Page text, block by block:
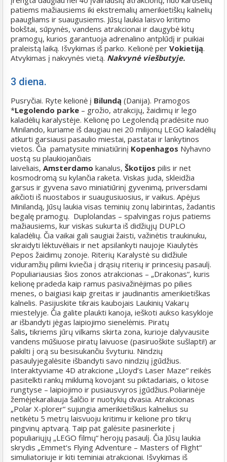
patiems mažiausiems iki ekstremalių amerikietiškų kalnelių
paaugliams ir suaugusiems. Jūsų laukia laisvo kritimo
bokštai, sūpynės, vandens atrakcionai ir daugybė kitų
pramogų, kurios garantuoja adrenalino antplūdį ir puikiai
praleistą laiką. Išvykimas iš parko. Kelionė per Vokietiją.
Atvykimas į nakvynės vietą. Nakvynė viešbutyje.
3 diena.
Pusryčiai. Ryte kelionė į Bilundą (Danija). Pramogos
*Legolendo parke – grožio, atrakcijų, žaidimų ir lego
kaladėlių karalystėje. Kelionę po Legolendą pradėsite nuo
Minilando, kuriame iš daugiau nei 20 milijonų LEGO kaladėlių
atkurti garsiausi pasaulio miestai, pastatai ir lankytinos
vietos. Čia pamatysite miniatiūrinį Kopenhagos Nyhavno
uostą su plaukiojančiais
laiveliais, Amsterdamo kanalus, Škotijos pilis ir net
kosmodromą su kylančia raketa. Viskas juda, skleidžia
garsus ir gyvena savo miniatiūrinį gyvenimą, priversdami
aikčioti iš nuostabos ir suaugusiuosius, ir vaikus. Apėjus
Minilandą, Jūsų laukia visas teminių zonų labirintas, žadantis
begalę pramogų. Duplolandas – spalvingas rojus patiems
mažiausiems, kur viskas sukurta iš didžiųjų DUPLO
kaladėlių. Čia vaikai gali saugiai žaisti, važinėtis traukinuku,
skraidyti lėktuvėliais ir net apsilankyti naujoje Kiaulytės
Pepos žaidimų zonoje. Riterių Karalystė su didžiule
viduramžių pilimi kviečia į drąsių riterių ir princesių pasaulį.
Populiariausias šios zonos atrakcionas – „Drakonas“, kuris
kelionę pradeda kaip ramus pasivažinėjimas po pilies
menes, o baigiasi kaip greitas ir jaudinantis amerikietiškas
kalnelis. Pasijuskite tikrais kaubojais Laukinių Vakarų
miestelyje. Čia galite plaukti kanoja, ieškoti aukso kasykloje
ar išbandyti jėgas laipiojimo sienelėmis. Piratų
šalis, tikriems jūrų vilkams skirta zona, kurioje dalyvausite
vandens mūšiuose piratų laivuose (pasiruoškite sušlapti!) ar
pakilti į orą su besisukančiu švyturiu. Nindzių
pasaulyjegalėsite išbandyti savo nindzių įgūdžius.
Interaktyviame 4D atrakcione „Lloyd’s Laser Maze“ reikės
pasitelkti rankų miklumą kovojant su piktadariais, o kitose
rungtyse – laipiojimo ir pusiausvyros įgūdžius.Poliarinėje
žemėjekaraliauja šalčio ir nuotykių dvasia. Atrakcionas
„Polar X-plorer“ sujungia amerikietiškus kalnelius su
netikėtu 5 metrų laisvuoju kritimu ir kelione pro tikrų
pingvinų aptvarą. Taip pat galėsite pasinerkite į
populiariųjų „LEGO filmų“ herojų pasaulį. Čia Jūsų laukia
skrydis „Emmet‘s Flying Adventure – Masters of Flight“
simuliatoriuje ir kiti teminiai atrakcionai. Išvykimas iš